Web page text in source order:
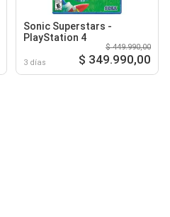
Sonic Superstars -
PlayStation 4
3 días
$ 449.990,00
$ 349.990,00